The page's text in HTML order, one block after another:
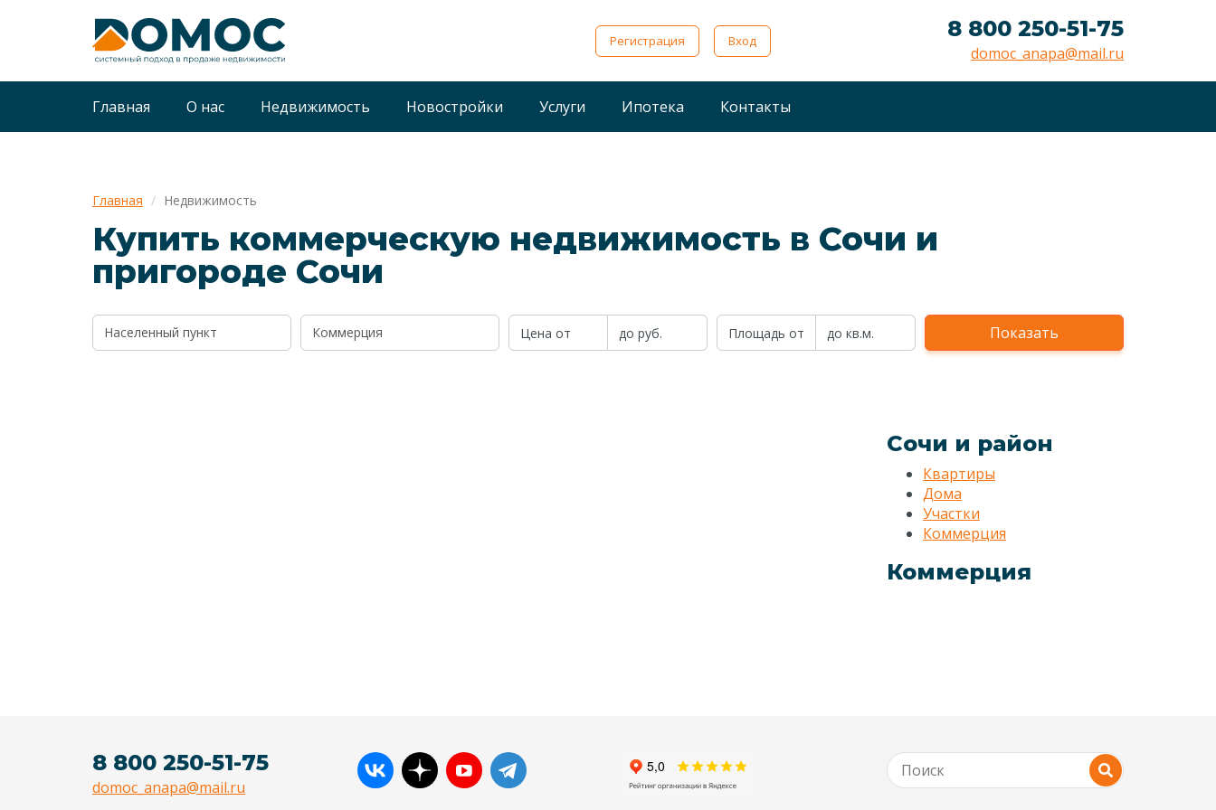
Регистрация Вход 8 800 250-51-75
domoc_anapa@mail.ru
Главная О нас Недвижимость Новостройки Услуги Ипотека Контакты
Главная Недвижимость
Купить коммерческую недвижимость в Сочи и
пригороде Сочи
Населенный пункт Показать
Сочи и район
Квартиры
Дома
Участки
Коммерция
Коммерция
8 800 250-51-75
domoc_anapa@mail.ru